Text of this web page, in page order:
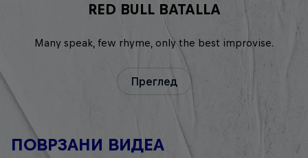
RED BULL BATALLA
Many speak, few rhyme, only the best improvise.
Преглед
ПОВРЗАНИ ВИДЕА